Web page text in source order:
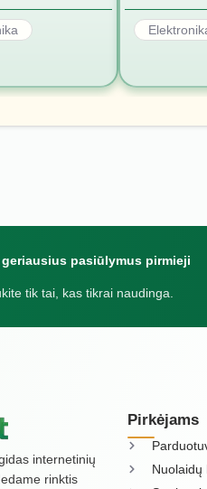
pasiūlymus pirmieji
tik tai, kas tikrai naudinga.
internetinių
rinktis
Pirkėjams
Nuolaidų